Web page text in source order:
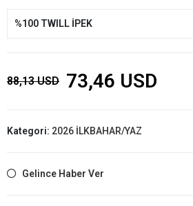
%100 TWILL İPEK
88,13 USD 73,46 USD
Kategori: 2026 İLKBAHAR/YAZ
Gelince Haber Ver